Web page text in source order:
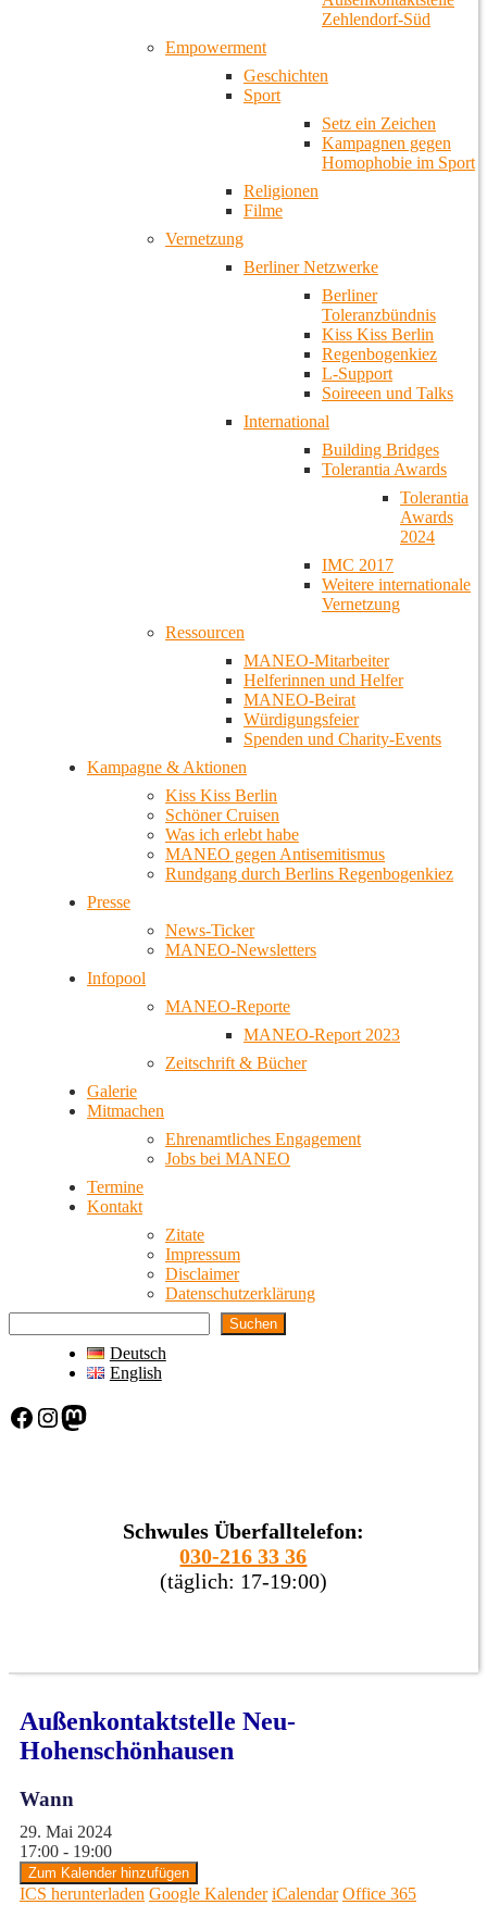
Zehlendorf-Süd
Empowerment
Geschichten
Sport
Setz ein Zeichen
Kampagnen gegen
Homophobie im Sport
Religionen
Filme
Vernetzung
Berliner Netzwerke
Berliner
Toleranzbündnis
Kiss Kiss Berlin
Regenbogenkiez
L-Support
Soireeen und Talks
International
Building Bridges
Tolerantia Awards
Tolerantia
Awards
2024
IMC 2017
Weitere internationale
Vernetzung
Ressourcen
MANEO-Mitarbeiter
Helferinnen und Helfer
MANEO-Beirat
Würdigungsfeier
Spenden und Charity-Events
Kampagne & Aktionen
Kiss Kiss Berlin
Schöner Cruisen
Was ich erlebt habe
MANEO gegen Antisemitismus
Rundgang durch Berlins Regenbogenkiez
Presse
News-Ticker
MANEO-Newsletters
Infopool
MANEO-Reporte
MANEO-Report 2023
Zeitschrift & Bücher
Galerie
Mitmachen
Ehrenamtliches Engagement
Jobs bei MANEO
Termine
Kontakt
Zitate
Impressum
Disclaimer
Datenschutzerklärung
Suchen
Deutsch
English
Facebook Instagram Mastodon
Schwules Überfalltelefon:
030-216 33 36
(täglich: 17-19:00)
Außenkontaktstelle Neu-
Hohenschönhausen
Wann
29. Mai 2024
17:00 - 19:00
Zum Kalender hinzufügen
ICS herunterladen Google Kalender iCalendar Office 365